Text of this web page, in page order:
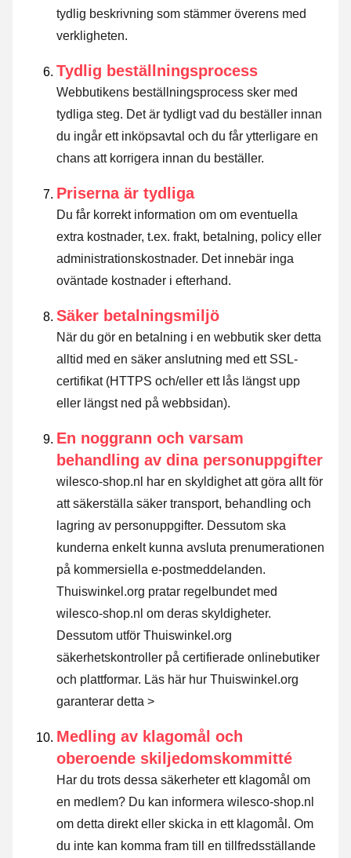
tydlig beskrivning som stämmer överens med
verkligheten.
Tydlig beställningsprocess
Webbutikens beställningsprocess sker med
tydliga steg. Det är tydligt vad du beställer innan
du ingår ett inköpsavtal och du får ytterligare en
chans att korrigera innan du beställer.
Priserna är tydliga
Du får korrekt information om om eventuella
extra kostnader, t.ex. frakt, betalning, policy eller
administrationskostnader. Det innebär inga
oväntade kostnader i efterhand.
Säker betalningsmiljö
När du gör en betalning i en webbutik sker detta
alltid med en säker anslutning med ett SSL-
certifikat (HTTPS och/eller ett lås längst upp
eller längst ned på webbsidan).
En noggrann och varsam
behandling av dina personuppgifter
wilesco-shop.nl har en skyldighet att göra allt för
att säkerställa säker transport, behandling och
lagring av personuppgifter. Dessutom ska
kunderna enkelt kunna avsluta prenumerationen
på kommersiella e-postmeddelanden.
Thuiswinkel.org pratar regelbundet med
wilesco-shop.nl om deras skyldigheter.
Dessutom utför Thuiswinkel.org
säkerhetskontroller på certifierade onlinebutiker
och plattformar. Läs här hur Thuiswinkel.org
garanterar detta >
Medling av klagomål och
oberoende skiljedomskommitté
Har du trots dessa säkerheter ett klagomål om
en medlem? Du kan informera wilesco-shop.nl
om detta direkt eller skicka in ett klagomål . Om
du inte kan komma fram till en tillfredsställande